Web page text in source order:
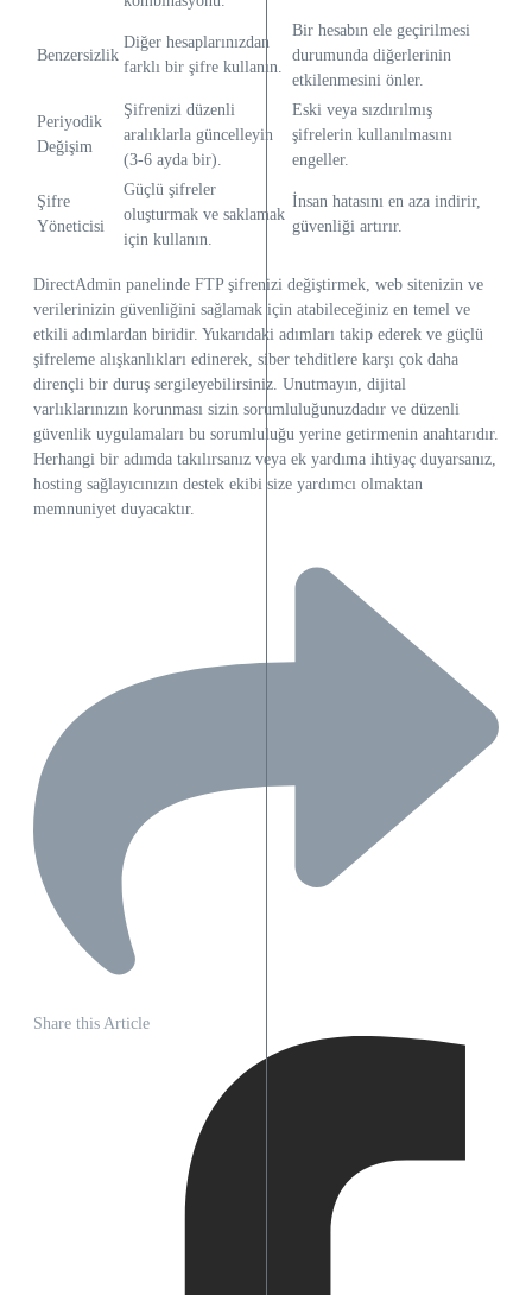
Benzersizlik
Diğer hesaplarınızdan
farklı bir şifre kullanın.
Bir hesabın ele geçirilmesi
durumunda diğerlerinin
etkilenmesini önler.
Periyodik
Değişim
Şifrenizi düzenli
aralıklarla güncelleyin
(3-6 ayda bir).
Eski veya sızdırılmış
şifrelerin kullanılmasını
engeller.
Şifre
Yöneticisi
Güçlü şifreler
oluşturmak ve saklamak
için kullanın.
İnsan hatasını en aza indirir,
güvenliği artırır.
DirectAdmin panelinde FTP şifrenizi değiştirmek, web sitenizin ve
verilerinizin güvenliğini sağlamak için atabileceğiniz en temel ve
etkili adımlardan biridir. Yukarıdaki adımları takip ederek ve güçlü
şifreleme alışkanlıkları edinerek, siber tehditlere karşı çok daha
dirençli bir duruş sergileyebilirsiniz. Unutmayın, dijital
varlıklarınızın korunması sizin sorumluluğunuzdadır ve düzenli
güvenlik uygulamaları bu sorumluluğu yerine getirmenin anahtarıdır.
Herhangi bir adımda takılırsanız veya ek yardıma ihtiyaç duyarsanız,
hosting sağlayıcınızın destek ekibi size yardımcı olmaktan
memnuniyet duyacaktır.
Share this Article